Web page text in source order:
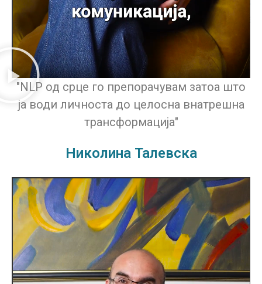
"NLP од срце го препорачувам затоа што
ја води личноста до целосна внатрешна
трансформација"
Николина Талевска